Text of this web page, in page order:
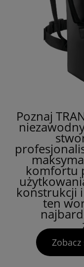
Poznaj
komfortu
konstrukcji
ten
Zobacz